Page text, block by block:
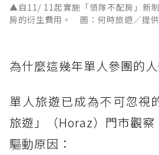
▲自11/ 11起實施「領隊不配房」新
房的衍生費用。 圖：何時旅遊／提供
為什麼這幾年單人參團的
單人旅遊已成為不可忽視
旅遊」（Horaz）門市觀
驅動原因：